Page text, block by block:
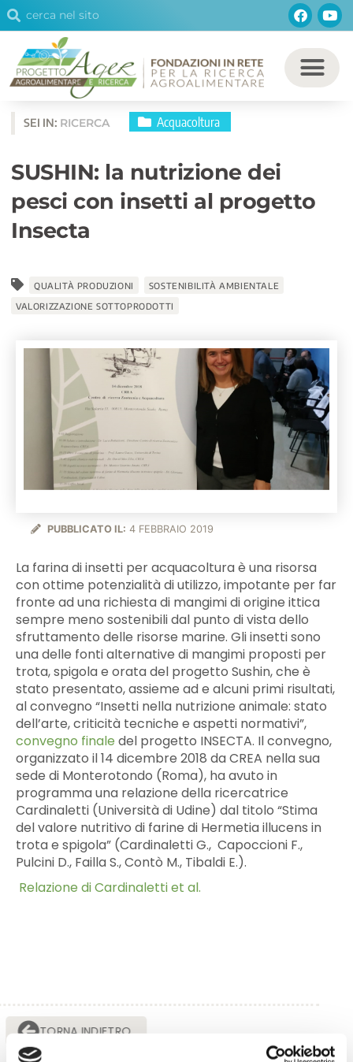
VaiCerca Cerca
SEI IN: RICERCA Acquacoltura
SUSHIN: la nutrizione dei
pesci con insetti al progetto
Insecta
QUALITÀ PRODUZIONI
SOSTENIBILITÀ AMBIENTALE
VALORIZZAZIONE SOTTOPRODOTTI
PUBBLICATO IL: 4 FEBBRAIO 2019
La farina di insetti per acquacoltura è una risorsa
con ottime potenzialità di utilizzo, impotante per far
fronte ad una richiesta di mangimi di origine ittica
sempre meno sostenibili dal punto di vista dello
sfruttamento delle risorse marine. Gli insetti sono
una delle fonti alternative di mangimi proposti per
trota, spigola e orata del progetto Sushin, che è
stato presentato, assieme ad e alcuni primi risultati,
al convegno “Insetti nella nutrizione animale: stato
dell’arte, criticità tecniche e aspetti normativi”,
convegno finale del progetto INSECTA. Il convegno,
organizzato il 14 dicembre 2018 da CREA nella sua
sede di Monterotondo (Roma), ha avuto in
programma una relazione della ricercatrice
Cardinaletti (Università di Udine) dal titolo “Stima
del valore nutritivo di farine di Hermetia illucens in
trota e spigola” (Cardinaletti G., Capoccioni F.,
Pulcini D., Failla S., Contò M., Tibaldi E.).
Relazione di Cardinaletti et al.
TORNA INDIETRO